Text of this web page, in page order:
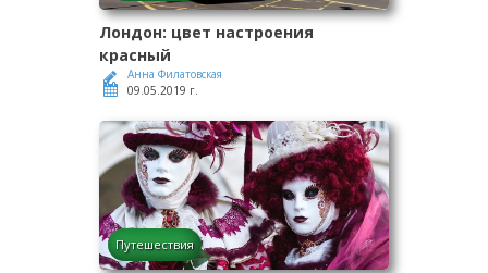
Лондон: цвет настроения
красный
Анна Филатовская
09.05.2019 г.
Путешествия